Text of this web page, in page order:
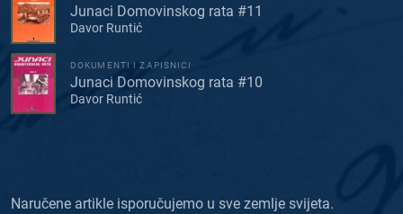
Junaci Domovinskog rata #11
Davor Runtić
DOKUMENTI I ZAPISNICI
Junaci Domovinskog rata #10
Davor Runtić
Naručene artikle isporučujemo u sve zemlje svijeta.